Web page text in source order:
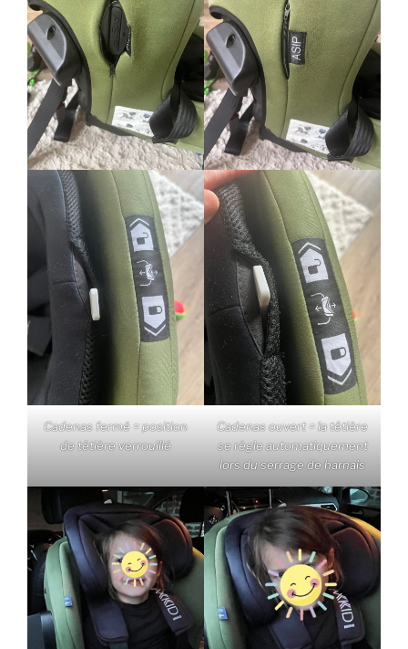
Cadenas fermé = position
de têtière verrouillé
Cadenas ouvert = la têtière
se règle automatiquement
lors du serrage de harnais